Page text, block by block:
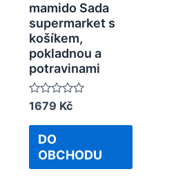
mamido Sada
supermarket s
košíkem,
pokladnou a
potravinami
Rated
out
1679 Kč
DO
OBCHODU